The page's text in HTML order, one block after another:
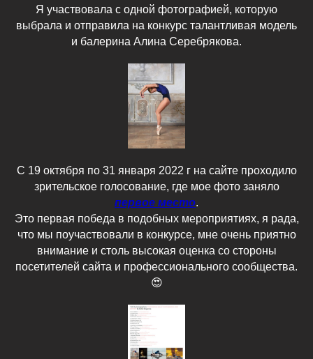
Я участвовала с одной фотографией, которую
выбрала и отправила на конкурс талантливая модель
и балерина Алина Серебрякова.
С 19 октября по 31 января 2022 г на сайте проходило
зрительское голосование, где мое фото заняло
первое место.
Это первая победа в подобных мероприятиях, я рада,
что мы поучаствовали в конкурсе, мне очень приятно
внимание и столь высокая оценка со стороны
посетителей сайта и профессионального сообщества.
😍